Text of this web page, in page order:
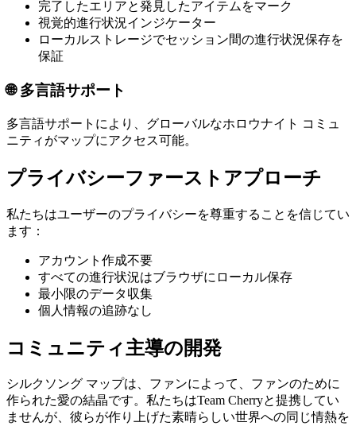
完了したエリアと発見したアイテムをマーク
視覚的進行状況インジケーター
ローカルストレージでセッション間の進行状況保存を
保証
🌐多言語サポート
多言語サポートにより、グローバルなホロウナイト コミュ
ニティがマップにアクセス可能。
プライバシーファーストアプローチ
私たちはユーザーのプライバシーを尊重することを信じてい
ます：
アカウント作成不要
すべての進行状況はブラウザにローカル保存
最小限のデータ収集
個人情報の追跡なし
コミュニティ主導の開発
シルクソング マップは、ファンによって、ファンのために
作られた愛の結晶です。私たちはTeam Cherryと提携してい
ませんが、彼らが作り上げた素晴らしい世界への同じ情熱を